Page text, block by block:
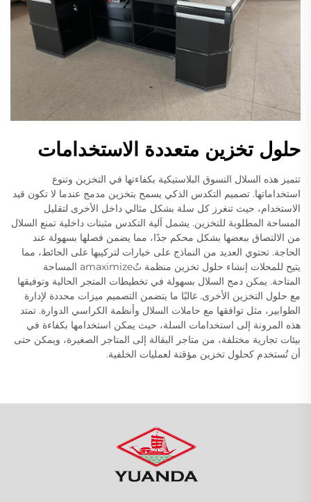
حلول تخزين متعددة الاستخدامات
تتميز هذه السلال التسوق البلاستيكية بكفاءتها في التخزين وتنوع
استخداماتها. تصميم التكدس الذكي يسمح بتخزين مدمج عندما لا تكون قيد
الاستخدام، حيث تنغرز كل سلة بشكل مثالي داخل الأخرى لتقليل
المساحة المطلوبة للتخزين. يشمل آلية التكدس مثبتات داخلية تمنع السلال
من الالتصاق ببعضها بشكل محكم جدًا، مما يضمن فصلها بسهولة عند
الحاجة. تحتوي العديد من النماذج على خيارات لتركيبها على الحائط، مما
يتيح للمحلات إنشاء حلول تخزين منظمة تُamaximize المساحة
المتاحة. يمكن دمج السلال بسهولة في تخطيطات المتجر الحالية وتوفيقها
مع حلول التخزين الأخرى. غالبًا ما يتضمن التصميم ميزات محددة لإدارة
الطوابير، مثل توافقها مع حاملات السلال وأنظمة الكراسي الدوارة. تمتد
هذه المرونة إلى استخدامات السلة، حيث يمكن استخدامها بكفاءة في
بيئات تجارية مختلفة، من متاجر البقالة إلى المتاجر الصغيرة، ويمكن حتى
أن تُستخدم كحلول تخزين مؤقتة لعمليات الخلفية.